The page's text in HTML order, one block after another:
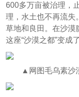
600多万亩被治理，
理，水土也不再流失
草地和良田。在沙漠
这座“沙漠之都”变成
▲网图毛乌素沙